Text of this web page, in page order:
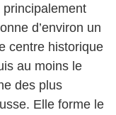
d’environ un
centre historique
au moins le
des plus
Elle forme le